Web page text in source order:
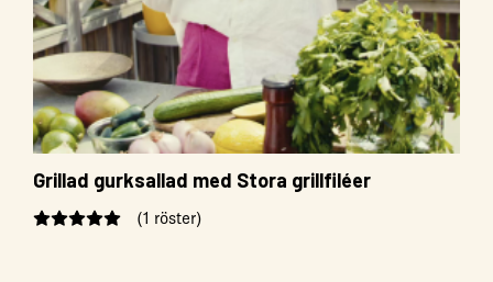
Grillad gurksallad med Stora grillfiléer
(1 röster)